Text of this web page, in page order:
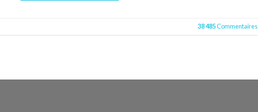
38 485Commentaires